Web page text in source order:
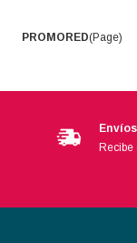
PROMORED(Page)